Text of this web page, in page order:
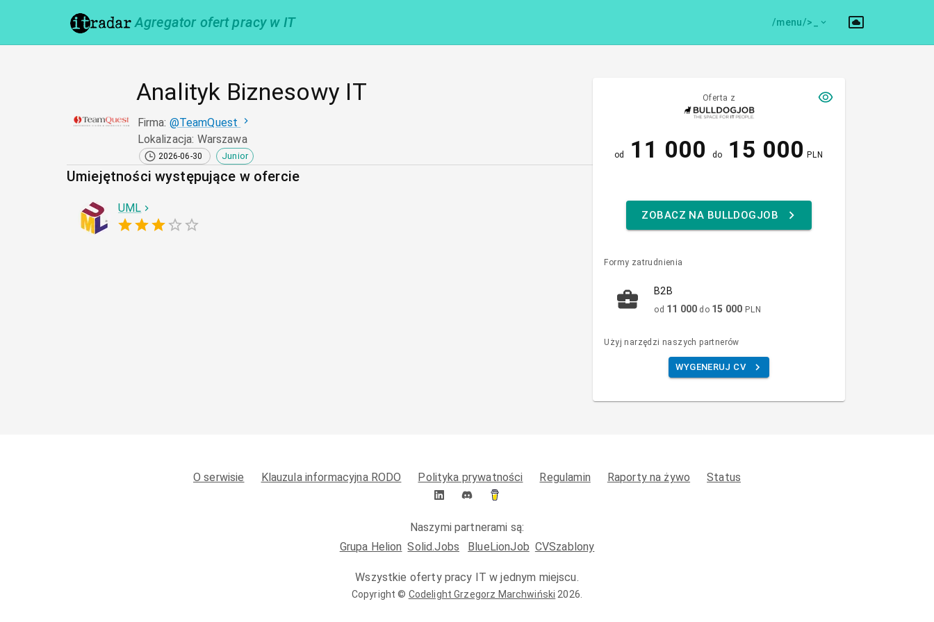
Agregator ofert pracy w IT /menu/>
Analityk Biznesowy IT
Firma: @TeamQuest
Lokalizacja: Warszawa
2026-06-30 Junior
Umiejętności występujące w ofercie
UML
Oferta z
od 11 000 do 15 000 PLN
ZOBACZ NA BULLDOGJOB
Formy zatrudnienia
B2B
od 11 000 do 15 000 PLN
Użyj narzędzi naszych partnerów
WYGENERUJ CV
O serwisie Klauzula informacyjna RODO Polityka prywatności Regulamin Raporty na żywo Status
Naszymi partnerami są:
Grupa Helion Solid.Jobs BlueLionJob CVSzablony
Wszystkie oferty pracy IT w jednym miejscu.
Copyright © Codelight Grzegorz Marchwiński 2026